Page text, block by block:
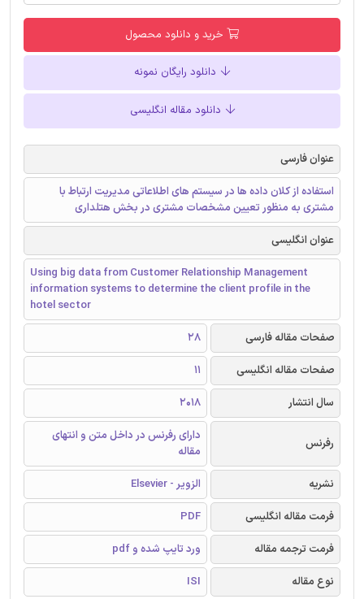
خرید و دانلود محصول
دانلود رایگان نمونه
دانلود مقاله انگلیسی
عنوان فارسی
استفاده از کلان داده ها در سیستم های اطلاعاتی مدیریت ارتباط با
مشتری به منظور تعیین مشخصات مشتری در بخش هتلداری
عنوان انگلیسی
Using big data from Customer Relationship Management
information systems to determine the client profile in the
hotel sector
صفحات مقاله فارسی
28
صفحات مقاله انگلیسی
11
سال انتشار
2018
رفرنس
دارای رفرنس در داخل متن و انتهای
مقاله
نشریه
الزویر - Elsevier
فرمت مقاله انگلیسی
PDF
فرمت ترجمه مقاله
ورد تایپ شده و pdf
نوع مقاله
ISI